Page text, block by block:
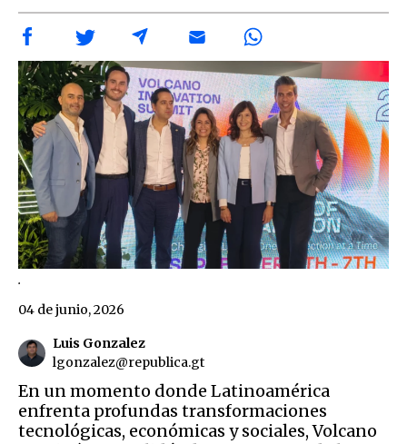
.
Luis Gonzalez
lgonzalez@republica.gt
04 de junio, 2026
En un momento donde Latinoamérica
enfrenta profundas transformaciones
tecnológicas, económicas y sociales, Volcano